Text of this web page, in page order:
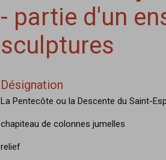
- partie d'un
sculptures
Désignation
La Pentecôte ou la Descente du Saint-
chapiteau de colonnes jumelles
relief